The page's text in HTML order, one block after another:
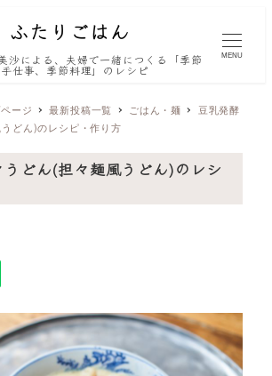
沙による、夫婦で一緒につくる「季節
仕事、季節料理」のレシピ
MENU
ージ 最新投稿一覧 ごはん・麺
豆乳発酵
どん)のレシピ・作り方
どん(担々麺風うどん)のレシ